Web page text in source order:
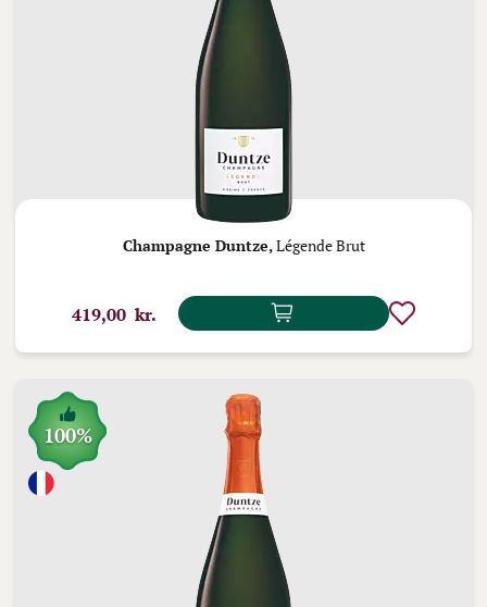
Champagne Duntze,Légende Brut
419,00 kr.
100%